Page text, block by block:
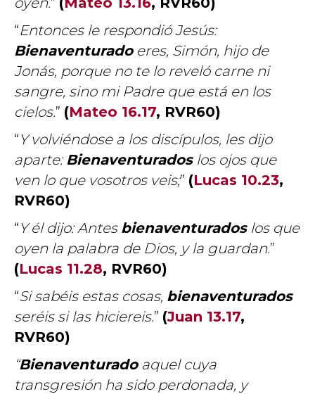
“Entonces le respondió Jesús:
Bienaventuradoeres, Simón, hijo de
Jonás, porque no te lo reveló carne ni
sangre, sino mi Padre que está en los
cielos.” (Mateo 16.17, RVR60)
“Y volviéndose a los discípulos, les dijo
aparte:Bienaventuradoslos ojos que
ven lo que vosotros veis;” (Lucas 10.23,
RVR60)
“Y él dijo: Antes bienaventuradoslos que
oyen la palabra de Dios, y la guardan.”
(Lucas 11.28, RVR60)
“Si sabéis estas cosas, bienaventurados
seréis si las hiciereis.” (Juan 13.17,
RVR60)
“Bienaventuradoaquel cuya
transgresión ha sido perdonada, y